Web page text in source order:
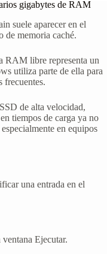
gigabytes de RAM
suele aparecer en el
de memoria caché.
RAM libre representa un
utiliza parte de ella para
frecuentes.
de alta velocidad,
tiempos de carga ya no
en equipos
una entrada en el
Ejecutar.